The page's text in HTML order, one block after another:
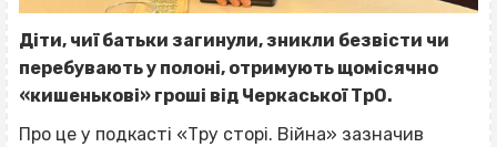
Діти, чиї батьки загинули, зникли безвісти чи
перебувають у полоні, отримують щомісячно
«кишенькові» гроші від Черкаської ТрО.
Про це у подкасті «Тру сторі. Війна» зазначив